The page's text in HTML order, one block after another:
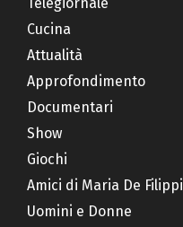
Cucina
Attualità
Approfondimento
Documentari
Show
Giochi
Amici di Maria De Filippi
Uomini e Donne